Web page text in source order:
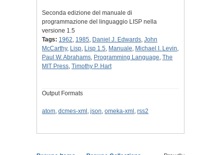
Seconda edizione del manuale di
programmazione del linguaggio LISP nella
versione 1.5
Tags: 1962, 1985, Daniel J. Edwards, John
McCarthy, Lisp, Lisp 1.5, Manuale, Michael I. Levin,
Paul W. Abrahams, Programming Language, The
MIT Press, Timothy P. Hart
Output Formats
atom, dcmes-xml , json, omeka-xml , rss2